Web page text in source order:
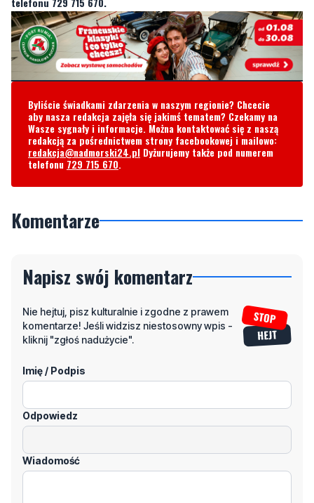
Byliście świadkami zdarzenia w naszym regionie? Chcecie
aby nasza redakcja zajęła się jakimś tematem? Czekamy na
Wasze sygnały i informacje. Można kontaktować się z naszą
redakcją za pośrednictwem strony facebookowej i mailowo:
redakcja@nadmorski24.pl Dyżurujemy także pod numerem
telefonu 729 715 670.
Komentarze
Napisz swój komentarz
Nie hejtuj, pisz kulturalnie i zgodne z prawem
komentarze! Jeśli widzisz niestosowny wpis -
kliknij "zgłoś nadużycie".
Imię / Podpis
Odpowiedz
Wiadomość